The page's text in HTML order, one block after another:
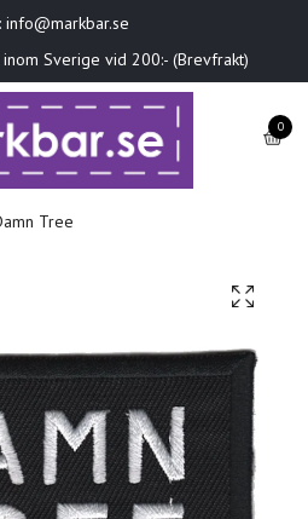
info@markbar.se
Sverige vid 200:- (Brevfrakt)
0
Tree